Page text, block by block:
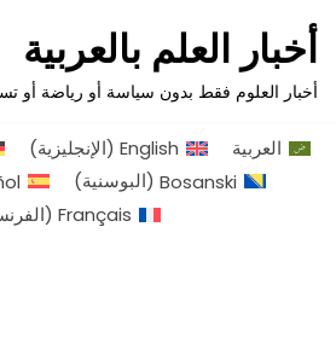
تخطى
إلى
أخبار العلم بالعربية
أخبار العلوم فقط بدون سياسة أو رياضة أو
العربية English
(الإنجليزية)
Bosanski
(البوسنية)
Français
(